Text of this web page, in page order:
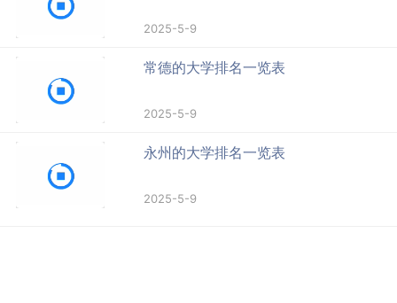
2025-5-9
常德的大学排名一览表
2025-5-9
永州的大学排名一览表
2025-5-9